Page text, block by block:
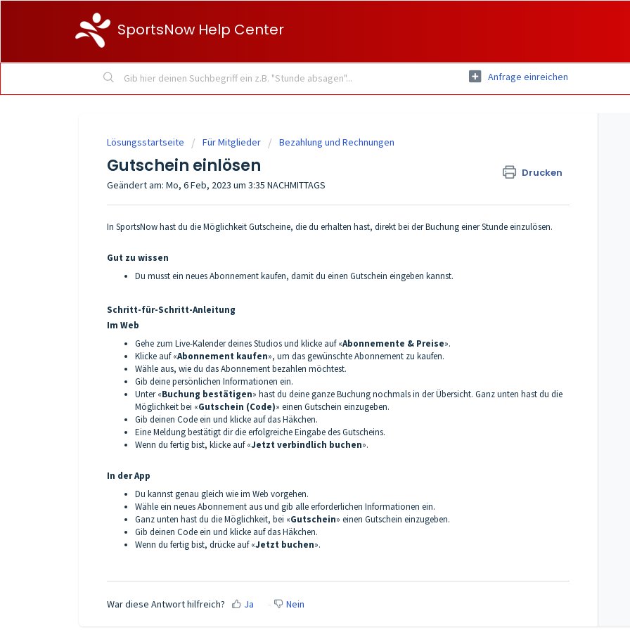
SportsNow Help Center
Anfrage einreichen
Lösungsstartseite Für Mitglieder Bezahlung und Rechnungen
Gutschein einlösen Drucken
Geändert am: Mo, 6 Feb, 2023 um 3:35 NACHMITTAGS
In SportsNow hast du die Möglichkeit Gutscheine, die du erhalten hast, direkt bei der Buchung einer Stunde einzulösen.
Gut zu wissen
Du musst ein neues Abonnement kaufen, damit du einen Gutschein eingeben kannst.
Schritt-für-Schritt-Anleitung
Im Web
Gehe zum Live-Kalender deines Studios und klicke auf «Abonnemente & Preise».
Klicke auf «Abonnement kaufen», um das gewünschte Abonnement zu kaufen.
Wähle aus, wie du das Abonnement bezahlen möchtest.
Gib deine persönlichen Informationen ein.
Unter «Buchung bestätigen» hast du deine ganze Buchung nochmals in der Übersicht. Ganz unten hast du die
Möglichkeit bei «Gutschein (Code)» einen Gutschein einzugeben.
Gib deinen Code ein und klicke auf das Häkchen.
Eine Meldung bestätigt dir die erfolgreiche Eingabe des Gutscheins.
Wenn du fertig bist, klicke auf «Jetzt verbindlich buchen».
In der App
Du kannst genau gleich wie im Web vorgehen.
Wähle ein neues Abonnement aus und gib alle erforderlichen Informationen ein.
Ganz unten hast du die Möglichkeit, bei «Gutschein» einen Gutschein einzugeben.
Gib deinen Code ein und klicke auf das Häkchen.
Wenn du fertig bist, drücke auf «Jetzt buchen».
War diese Antwort hilfreich? Ja Nein